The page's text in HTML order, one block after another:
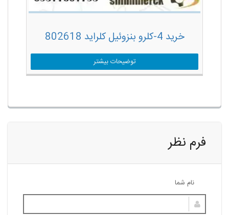
خرید 4-کلرو بنزوئیل کلراید 802618
توضیحات بیشتر
فرم نظر
نام شما